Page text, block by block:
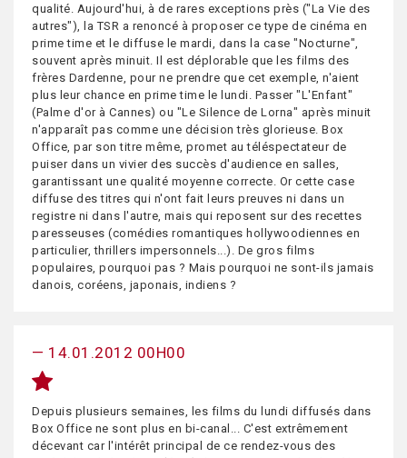
qualité. Aujourd'hui, à de rares exceptions près ("La Vie des
autres"), la TSR a renoncé à proposer ce type de cinéma en
prime time et le diffuse le mardi, dans la case "Nocturne",
souvent après minuit. Il est déplorable que les films des
frères Dardenne, pour ne prendre que cet exemple, n'aient
plus leur chance en prime time le lundi. Passer "L'Enfant"
(Palme d'or à Cannes) ou "Le Silence de Lorna" après minuit
n'apparaît pas comme une décision très glorieuse. Box
Office, par son titre même, promet au téléspectateur de
puiser dans un vivier des succès d'audience en salles,
garantissant une qualité moyenne correcte. Or cette case
diffuse des titres qui n'ont fait leurs preuves ni dans un
registre ni dans l'autre, mais qui reposent sur des recettes
paresseuses (comédies romantiques hollywoodiennes en
particulier, thrillers impersonnels...). De gros films
populaires, pourquoi pas ? Mais pourquoi ne sont-ils jamais
danois, coréens, japonais, indiens ?
— 14.01.2012 00H00
Depuis plusieurs semaines, les films du lundi diffusés dans
Box Office ne sont plus en bi-canal... C'est extrêmement
décevant car l'intérêt principal de ce rendez-vous des